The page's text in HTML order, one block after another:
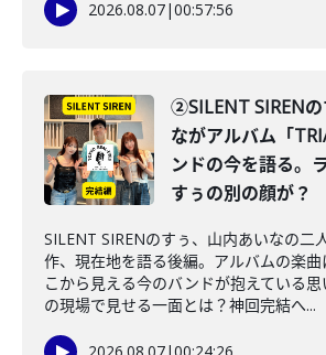
2026.08.07|00:57:56
②SILENT SIREN
ながアルバム「
ンドの今を語る。
すぅの別の顔が？
SILENT SIRENのすぅ、山内あいなの二
作、現在地を語る後編。アルバムの楽
こから見える今のバンドが抱えている
の現場で見せる一面とは？神回完結へ...